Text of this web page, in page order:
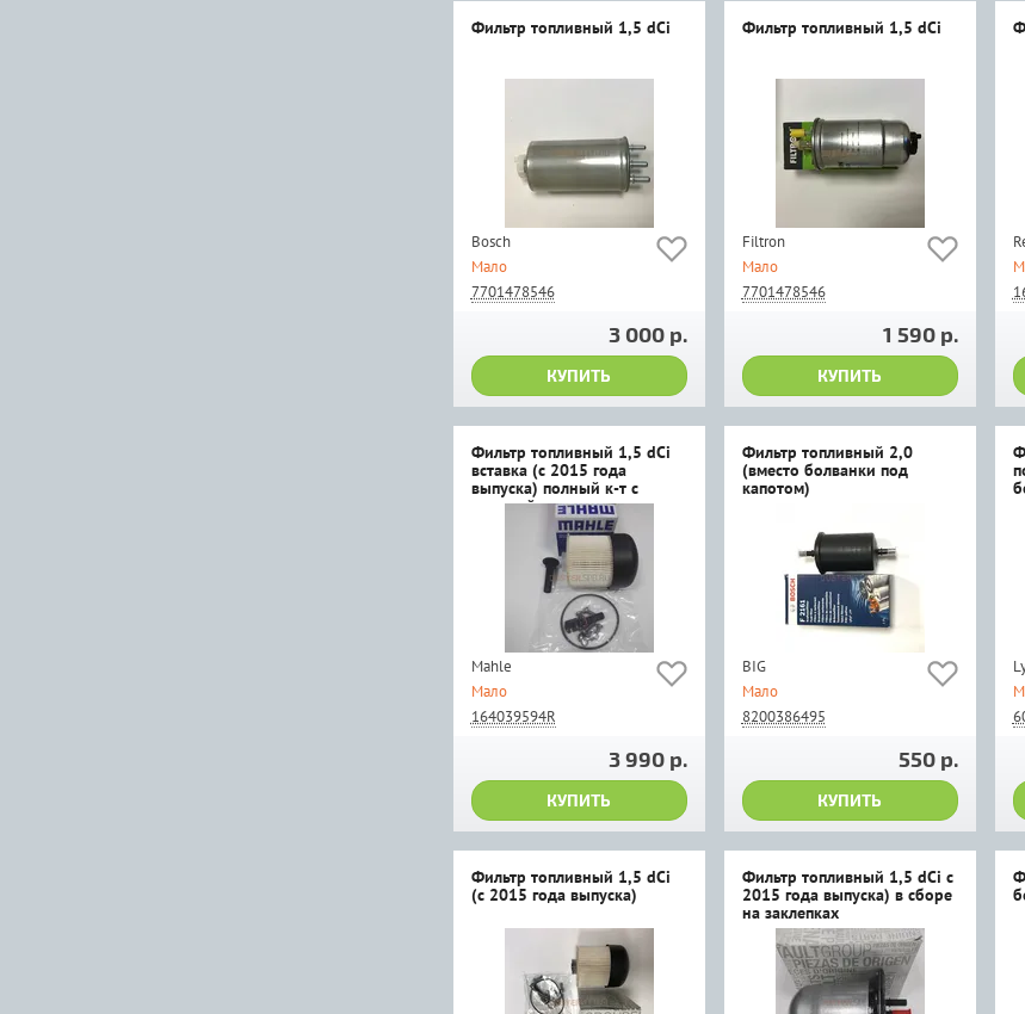
Фильтр топливный 1,5 dCi
Bosch
Мало
7701478546
3 000 р.
КУПИТЬ
Фильтр топливный 1,5 dCi
Filtron
Мало
7701478546
1 590 р.
КУПИТЬ
Фильтр топливный 1,5 dCi
вставка (с 2015 года
выпуска) полный к-т с
высокой степенью очистки.
Фирма производитель
Mahle
Мало
164039594R
3 990 р.
КУПИТЬ
Фильтр топливный 2,0
(вместо болванки под
капотом)
BIG
Мало
8200386495
550 р.
КУПИТЬ
Фильтр топливный 1,5 dCi
(с 2015 года выпуска)
Фильтр топливный 1,5 dCi с
2015 года выпуска) в сборе
на заклепках